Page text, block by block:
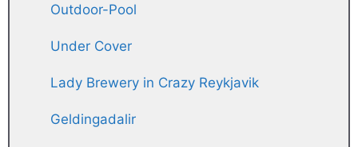
Outdoor-Pool
Under Cover
Lady Brewery in Crazy Reykjavik
Geldingadalir